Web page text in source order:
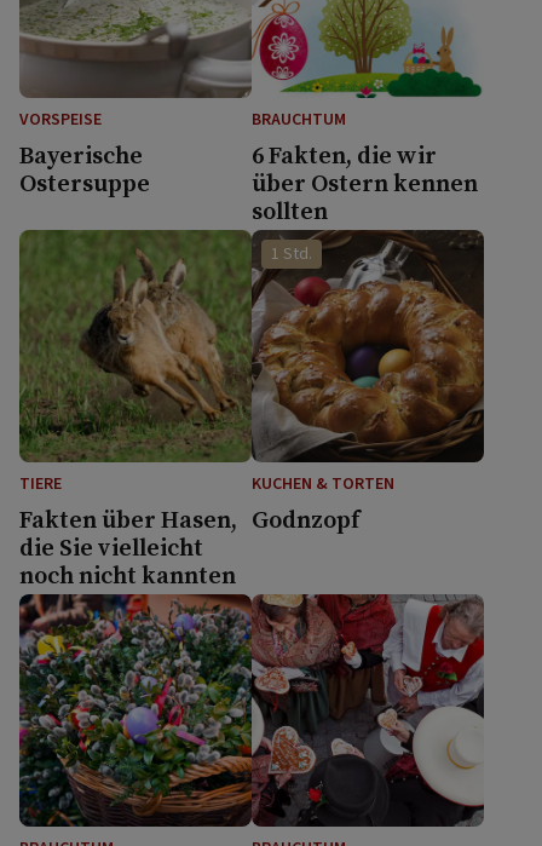
VORSPEISE
Bayerische
Ostersuppe
BRAUCHTUM
6 Fakten, die wir
über Ostern kennen
sollten
TIERE
Fakten über Hasen,
die Sie vielleicht
noch nicht kannten
1 Std.
KUCHEN & TORTEN
Godnzopf